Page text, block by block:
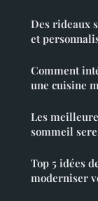
Des rideaux
et
Comment
une cuisine
Les
sommeil
Top 5 idées
moderniser